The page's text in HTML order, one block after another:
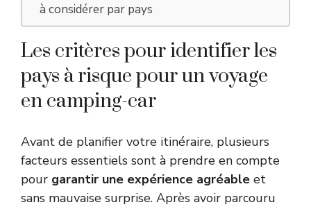
à considérer par pays
Les critères pour identifier les
pays à risque pour un voyage
en camping-car
Avant de planifier votre itinéraire, plusieurs
facteurs essentiels sont à prendre en compte
pour garantir une expérience agréable et
sans mauvaise surprise. Après avoir parcouru